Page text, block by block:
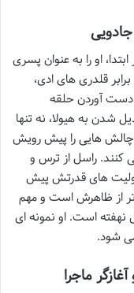
او را به عنوان پسری
قلدری های ادی،
دست آوردن حلقه
شدن به هیولا، نه تنها
چالش هایی را پیش رویش
کنند. راسل از ترس و
های قدرتش پیش
از ظاهرش است و مهم
است. او نمونه ای
شود.